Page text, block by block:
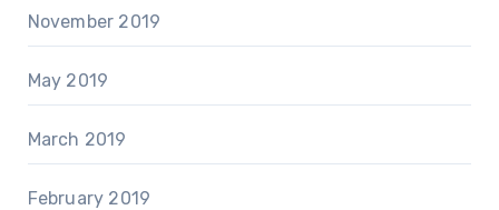
November 2019
May 2019
March 2019
February 2019